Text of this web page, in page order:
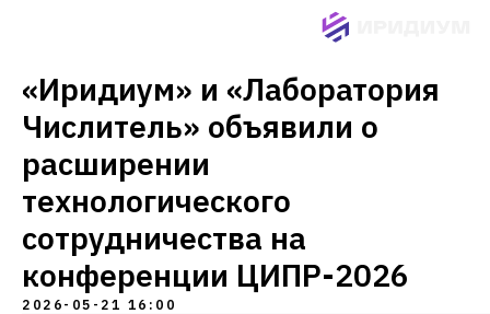
«Иридиум» и «Лаборатория
Числитель» объявили о
расширении
технологического
сотрудничества на
конференции ЦИПР-2026
2026-05-21 16:00